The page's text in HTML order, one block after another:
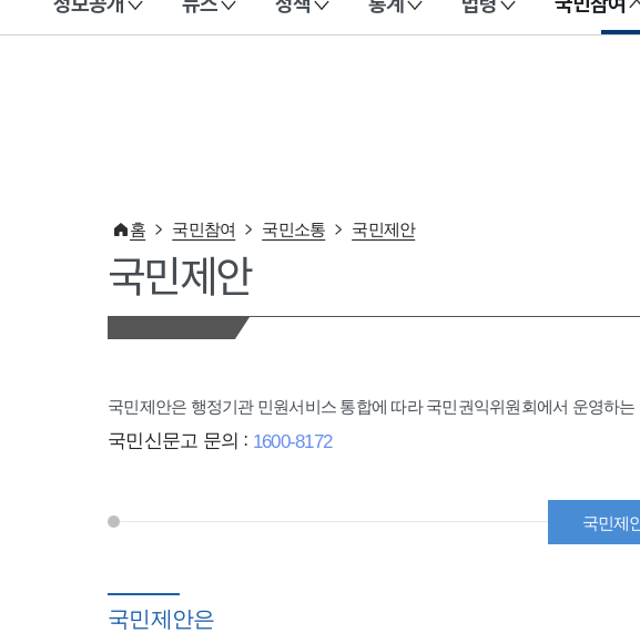
이 누리집은 대한민국 공식 전자정부 누리집입니다.
홈 국민참여 국민소통 국민제안
국민제안
국민제안은 행정기관 민원서비스 통합에 따라 국민권익위원회에서 운영하는
국민신문고 문의 : 1600-8172
국민제
국민제안은